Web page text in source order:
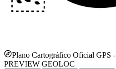
Plano Cartográfico Oficial GPS -
PREVIEW GEOLOC